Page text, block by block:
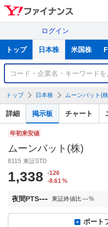
ログイン
サ
トップ 日本株 米国株
銘
検
索
トップ 日本株 ムーンバット(
詳細 掲示板 チャート
年初来安値
ムーンバット(株)
8115 東証STD
1,338
-126
-8.61 %
夜間PTS--- 東証終値比---%
ポート